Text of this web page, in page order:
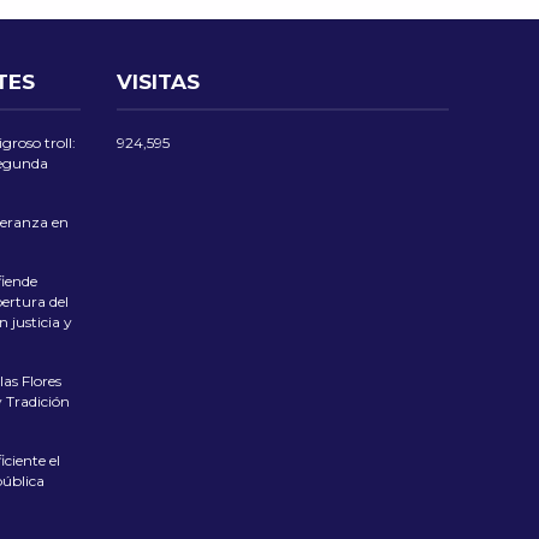
troll:
en
del
justicia y
Flores
Tradición
el
VISITAS
924,595